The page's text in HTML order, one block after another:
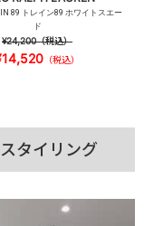
89 トレイン89 ホワイトスエー
ド
¥24,200（税込）
（税込）
タイリング